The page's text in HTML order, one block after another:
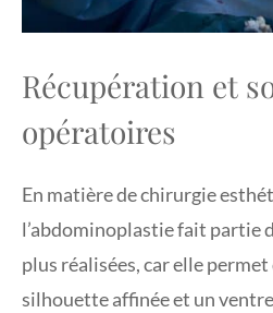
Récupération et
opératoires
En matière de chirurgie
l’abdominoplastie fait partie
plus réalisées, car elle
silhouette affinée et un